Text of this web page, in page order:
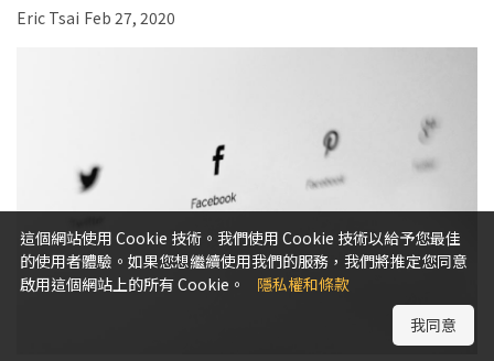
Eric Tsai Feb 27, 2020
這個網站使用 Cookie 技術。我們使用 Cookie 技術以給予您最佳
的使用者體驗。如果您想繼續使用我們的服務，我們將推定您同意
啟用這個網站上的所有 Cookie。
隱私權和條款
我同意